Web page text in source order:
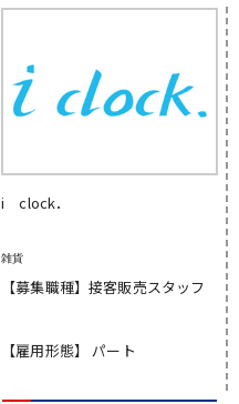
i clock．
雑貨
【募集職種】接客販売スタッフ
【雇用形態】 パート